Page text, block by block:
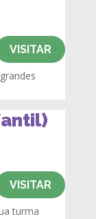
VISITAR
VISITAR
turma